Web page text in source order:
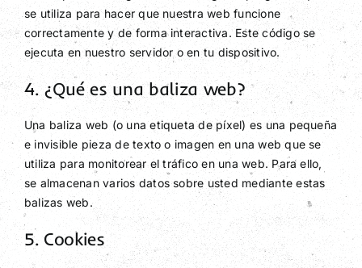
se utiliza para hacer que nuestra web funcione
correctamente y de forma interactiva. Este código se
ejecuta en nuestro servidor o en tu dispositivo.
4. ¿Qué es una baliza web?
Una baliza web (o una etiqueta de píxel) es una pequeña
e invisible pieza de texto o imagen en una web que se
utiliza para monitorear el tráfico en una web. Para ello,
se almacenan varios datos sobre usted mediante estas
balizas web.
5. Cookies